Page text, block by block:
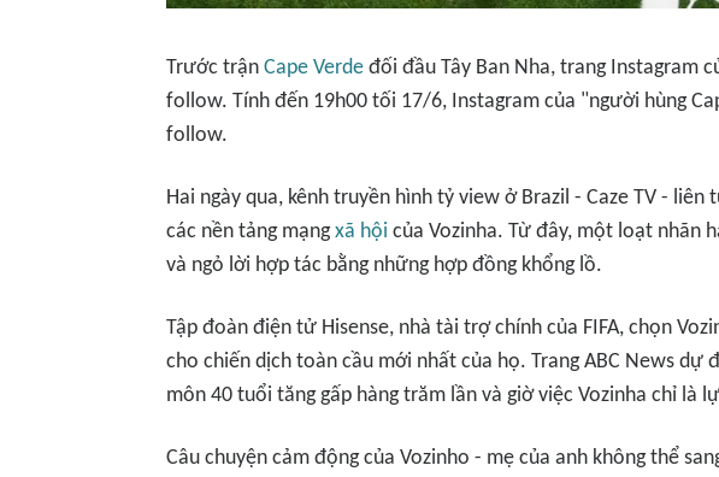
Trước trận Cape Verde đối đầu Tây Ban Nha, trang Instagram
follow. Tính đến 19h00 tối 17/6, Instagram của "người hùng
follow.
Hai ngày qua, kênh truyền hình tỷ view ở Brazil - Caze TV - liên
các nền tảng mạngxã hội của Vozinha. Từ đây, một loạt nhãn
và ngỏ lời hợp tác bằng những hợp đồng khổng lồ.
Tập đoàn điện tử Hisense, nhà tài trợ chính của FIFA, chọn
cho chiến dịch toàn cầu mới nhất của họ. TrangABC News dự
môn 40 tuổi tăng gấp hàng trăm lần và giờ việc Vozinha chỉ là
Câu chuyện cảm động của Vozinho - mẹ của anh không thể